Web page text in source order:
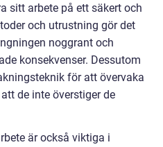
sitt arbete på ett säkert och
och utrustning gör det
noggrant och
konsekvenser. Dessutom
för att övervaka
de inte överstiger de
är också viktiga i